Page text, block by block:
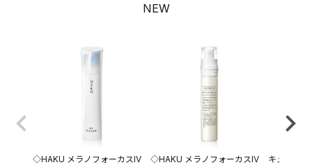
NEW
◇HAKU メラノフォーカスIV
◇HAKU メラノフォーカスIV
キュレル